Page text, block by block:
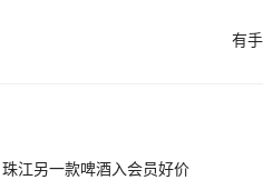
有
珠江另一款啤酒入会员好价